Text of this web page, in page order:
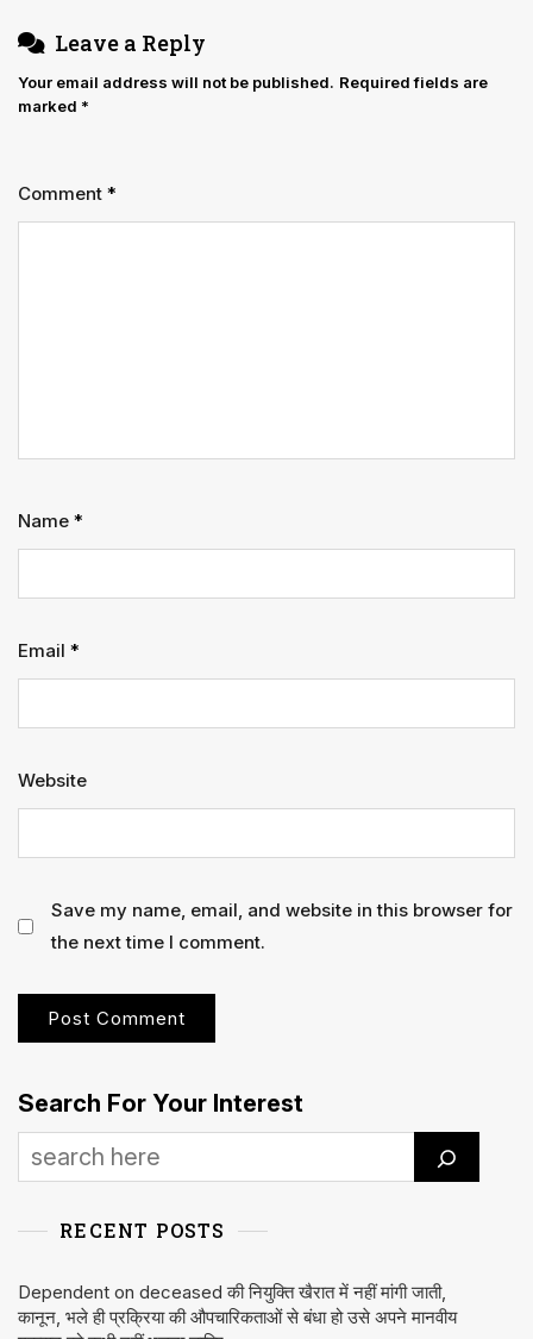
Leave a Reply
Your email address will not be published. Required fields are
marked *
Comment *
Name *
Email *
Website
Save my name, email, and website in this browser for
the next time I comment.
Search For Your Interest
RECENT POSTS
Dependent on deceased की नियुक्ति खैरात में नहीं मांगी जाती,
कानून, भले ही प्रक्रिया की औपचारिकताओं से बंधा हो उसे अपने मानवीय